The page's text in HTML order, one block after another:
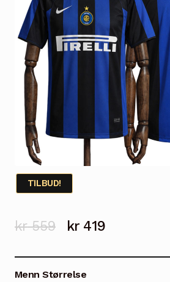
TILBUD!
kr559
Opprinnelig
var:
kr419Nåværende
Menn Størrelse